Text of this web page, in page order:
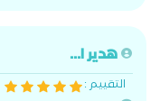
هدير ا...
التقييم :